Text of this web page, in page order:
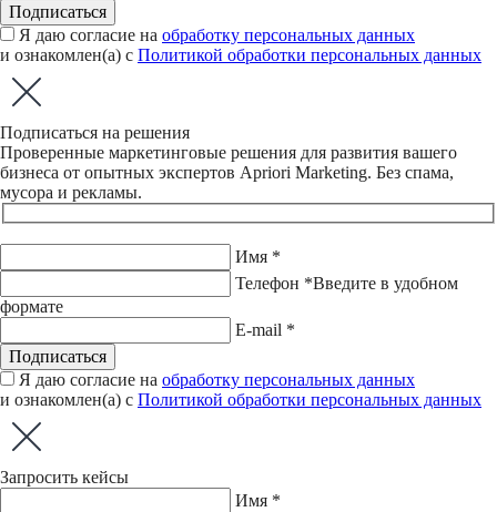
Подписаться
Я даю согласие на обработку персональных данных
и ознакомлен(а) с Политикой обработки персональных данных
Подписаться на решения
Проверенные маркетинговые решения для развития вашего
бизнеса от опытных экспертов Apriori Marketing. Без спама,
мусора и рекламы.
Имя *
Телефон *Введите в удобном
формате
E-mail *
Подписаться
Я даю согласие на обработку персональных данных
и ознакомлен(а) с Политикой обработки персональных данных
Запросить кейсы
Имя *